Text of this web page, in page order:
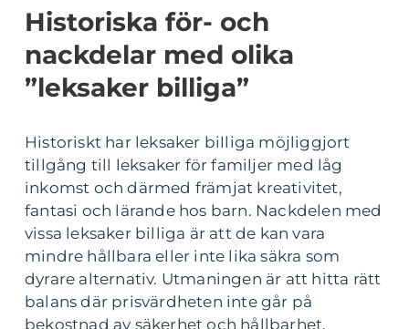
Historiska för- och
nackdelar med olika
”leksaker billiga”
Historiskt har leksaker billiga möjliggjort
tillgång till leksaker för familjer med låg
inkomst och därmed främjat kreativitet,
fantasi och lärande hos barn. Nackdelen med
vissa leksaker billiga är att de kan vara
mindre hållbara eller inte lika säkra som
dyrare alternativ. Utmaningen är att hitta rätt
balans där prisvärdheten inte går på
bekostnad av säkerhet och hållbarhet.